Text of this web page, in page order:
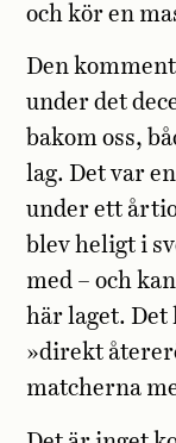
och kör en
Den
under det
bakom oss,
lag. Det var
under ett
blev heligt i
med – och
här laget.
»direkt
matcherna